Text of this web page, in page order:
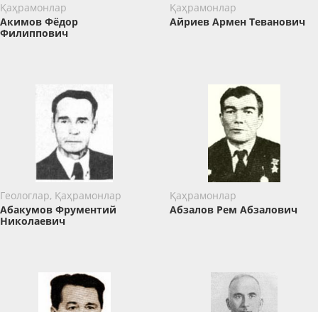
Қаҳрамонлар
Акимов Фёдор
Филиппович
Қаҳрамонлар
Айриев Армен Теванович
Геологлар, Қаҳрамонлар
Абакумов Фрументий
Николаевич
Қаҳрамонлар
Абзалов ​Рем Абзалович